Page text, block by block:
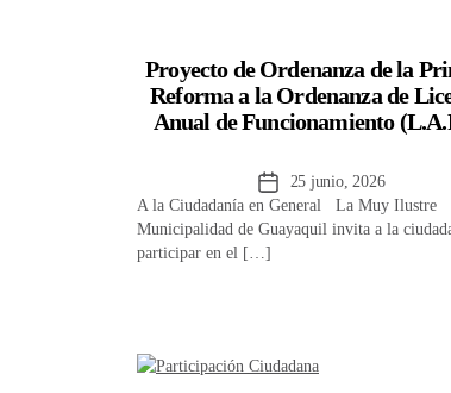
Proyecto de Ordenanza de la
Reforma a la Ordenanza de
Anual de Funcionamiento
Fecha
de
la
entrada
25 junio, 2026
A la Ciudadanía en General La Muy Ilustre
Municipalidad de Guayaquil invita a la
participar en el […]